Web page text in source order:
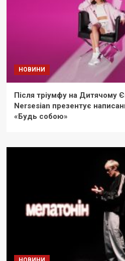
НОВИНИ
Після тріумфу на Дитячому
Nersesian презентує
«Будь собою»